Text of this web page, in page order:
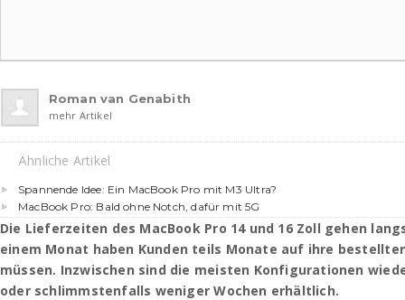
Roman van Genabith
mehr Artikel
Ähnliche Artikel
Spannende Idee: Ein MacBook Pro mit M3 Ultra?
MacBook Pro: Bald ohne Notch, dafür mit 5G
Die Lieferzeiten des MacBook Pro 14 und 16 Zoll gehen
einem Monat haben Kunden teils Monate auf ihre
müssen. Inzwischen sind die meisten Konfigurationen
oder schlimmstenfalls weniger Wochen erhältlich.